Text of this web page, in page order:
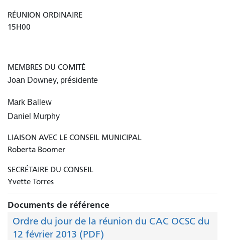
RÉUNION ORDINAIRE
15H00
MEMBRES DU COMITÉ
Joan Downey, présidente
Mark Ballew
Daniel Murphy
LIAISON AVEC LE CONSEIL MUNICIPAL
Roberta Boomer
SECRÉTAIRE DU CONSEIL
Yvette Torres
Documents de référence
Ordre du jour de la réunion du CAC OCSC du
12 février 2013 (PDF)